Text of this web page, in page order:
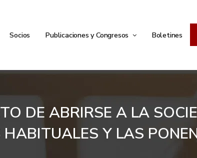
Socios Publicaciones y Congresos Boletines
DE ABRIRSE A LA
Y LAS